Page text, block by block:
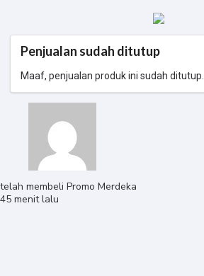
Penjualan sudah ditutup
Maaf, penjualan produk ini sudah ditutup.
telah membeli Promo Merdeka
45 menit lalu